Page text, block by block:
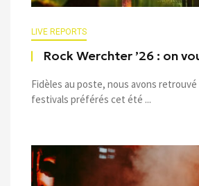
LIVE REPORTS
Rock Werchter ’26 : on
Fidèles au poste, nous avons retrouvé
festivals préférés cet été ...